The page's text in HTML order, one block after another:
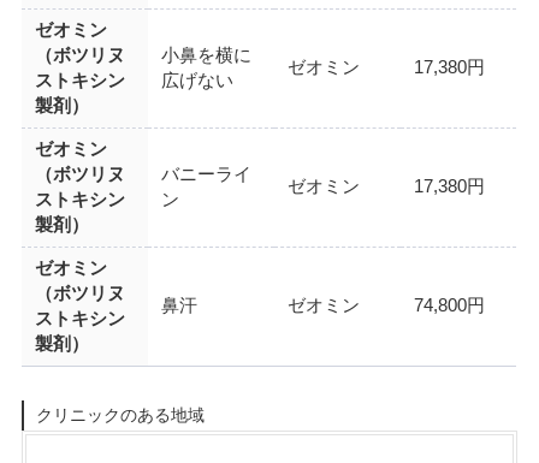
ゼオミン
（ボツリヌ
ストキシン
製剤）
小鼻を横に
広げない
ゼオミン 17,380円
ゼオミン
（ボツリヌ
ストキシン
製剤）
バニーライ
ン
ゼオミン 17,380円
ゼオミン
（ボツリヌ
ストキシン
製剤）
鼻汗 ゼオミン 74,800円
クリニックのある地域